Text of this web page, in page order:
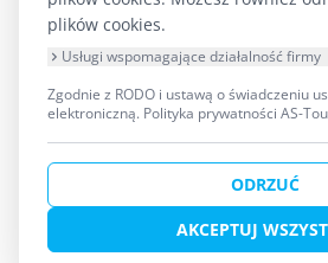
larw owadów.
To jeden z tych momentów na
telefon i po prostu patrzeć.
oferuje dramatycznych
spektakularnych zwierząt
plików cookies.
Usługi wspomagające działalność firmy
Zgodnie z RODO i ustawą o świadczeniu
elektroniczną. Polityka prywatności AS-
ODRZUĆ
AKCEPTUJ